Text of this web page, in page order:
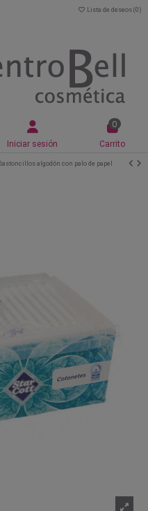
Lista de deseos (0 )
Iniciar sesión
0
Carrito
Bastoncillos algodón con palo de papel